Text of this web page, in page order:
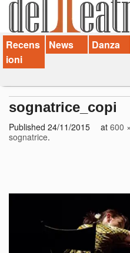
Contatti
dT in English
Recens
ioni
News Danza
sognatrice_copi
Published 24/11/2015 at 600
sognatrice.